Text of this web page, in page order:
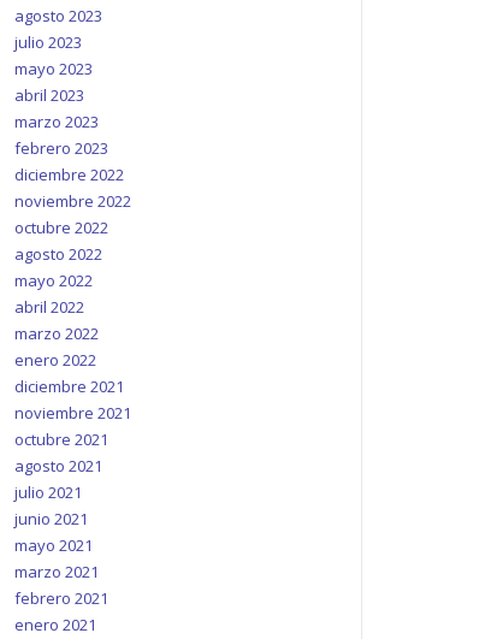
agosto 2023
julio 2023
mayo 2023
abril 2023
marzo 2023
febrero 2023
diciembre 2022
noviembre 2022
octubre 2022
agosto 2022
mayo 2022
abril 2022
marzo 2022
enero 2022
diciembre 2021
noviembre 2021
octubre 2021
agosto 2021
julio 2021
junio 2021
mayo 2021
marzo 2021
febrero 2021
enero 2021